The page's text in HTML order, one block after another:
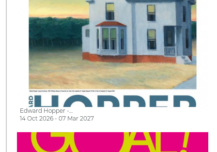
Edward Hopper -…
14 Oct 2026 - 07 Mar 2027